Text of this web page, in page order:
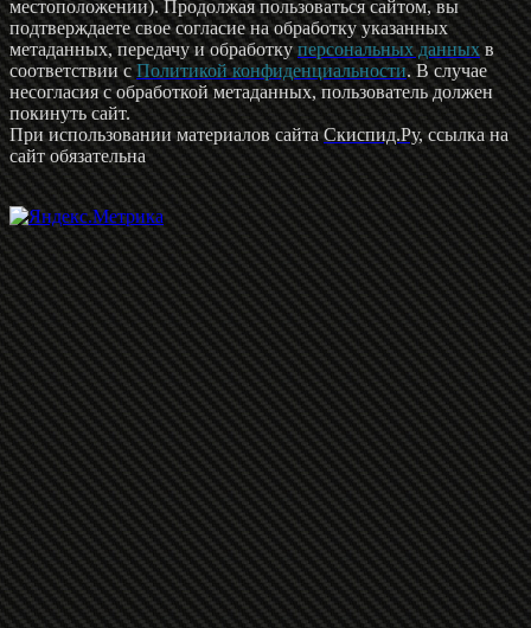
местоположении). Продолжая пользоваться сайтом, вы
подтверждаете свое согласие на обработку указанных
метаданных, передачу и обработкуперсональных данныхв
соответствии сПолитикой конфиденциальности. В случае
несогласия с обработкой метаданных, пользователь должен
покинуть сайт.
При использовании материалов сайтаСкиспид.Ру, ссылка на
сайт обязательна